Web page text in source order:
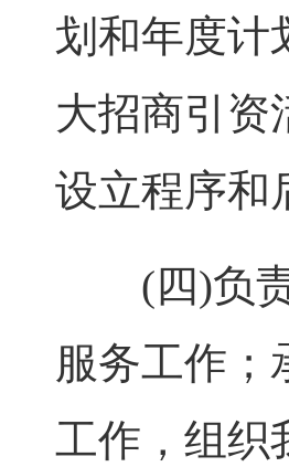
划和年度计
大招商引资
设立程序和
(四)负责
服务工作；
工作，组织